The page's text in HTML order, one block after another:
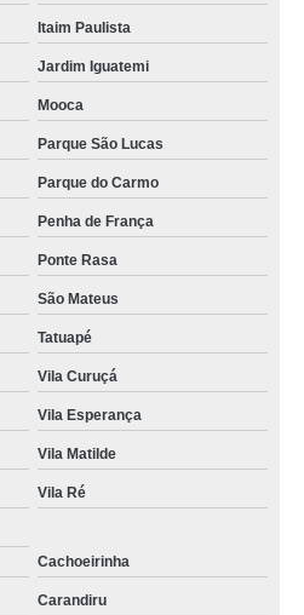
Itaim Paulista
Jardim Iguatemi
Mooca
Parque São Lucas
Parque do Carmo
Penha de França
Ponte Rasa
São Mateus
Tatuapé
Vila Curuçá
Vila Esperança
Vila Matilde
Vila Ré
Cachoeirinha
Carandiru